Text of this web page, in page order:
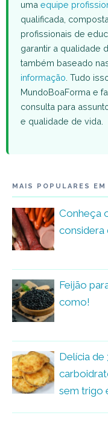
uma equipe
qualificada,
profissionais de
garantir a qualidade
também baseado
informação . Tudo
MundoBoaForma e
consulta para
e qualidade de vida.
MAIS POPULARES
Conheça
considera
Feijão
como!
Delícia
sem trigo